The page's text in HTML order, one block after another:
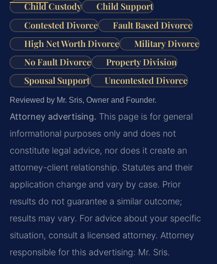
Child Custody
Child Support
Contested Divorce
Fault Based Divorce
High Net Worth Divorce
Military Divorce
No Fault Divorce
Property Division
Spousal Support
Uncontested Divorce
Reviewed by Mr. Sris, Owner and Founder.
Attorney advertising. This page is for general
informational purposes only and does not
constitute legal advice, nor does it create an
attorney-client relationship. Statutes and their
application change and vary by case. Prior
results do not guarantee a similar outcome;
results may vary. For advice about your specific
situation, consult a licensed attorney. Attorney
responsible for this advertising: Mr. Sris.